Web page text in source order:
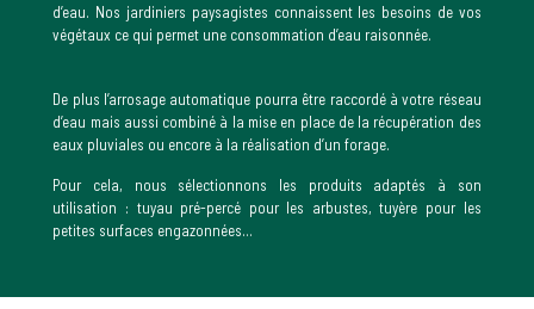
d’eau. Nos jardiniers paysagistes connaissent les besoins de vos
végétaux ce qui permet une consommation d’eau raisonnée.
De plus l’arrosage automatique pourra être raccordé à votre réseau
d’eau mais aussi combiné à la mise en place de la récupération des
eaux pluviales ou encore à la réalisation d’un forage.
Pour cela, nous sélectionnons les produits adaptés à son
utilisation : tuyau pré-percé pour les arbustes, tuyère pour les
petites surfaces engazonnées…